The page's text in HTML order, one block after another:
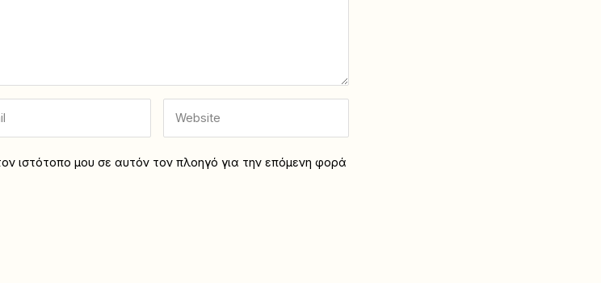
ιστότοπο μου σε αυτόν τον πλοηγό για την επόμενη φορά